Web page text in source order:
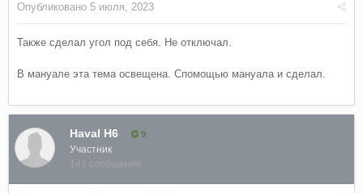
4. Перевести АКПП в режим P ( парковка)
Для включения автоматического режима опускания правого
Всем удачи!
Если данная тема уже была, прошу понять и простить. Но,
что-то не нашел!
Опубликовано 5 июля, 2023
Также сделал угол под себя. Не отключал.
В мануале эта тема освещена. Спомощью мануала и сделал.
Haval H6 9
Участник
141 сообщение